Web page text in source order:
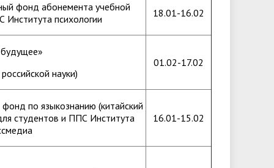
фонд абонемента учебной
психологии
18.01-16.02
науки)
01.02-17.02
по языкознанию (китайский
студентов и ППС Института
16.01-15.02